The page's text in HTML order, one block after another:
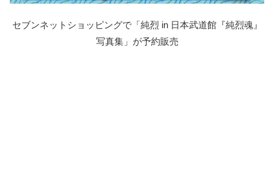
セブンネットショッピングで「純烈 in 日本武道館『純烈魂』
写真集」が予約販売